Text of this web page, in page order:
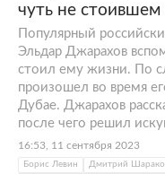
чуть не
Популярный
Эльдар Джарахов
стоил ему жизни. По
произошел во время
Дубае. Джарахов
после чего решил
16:53, 11 сентября 2023
Борис Левин Дмитрий